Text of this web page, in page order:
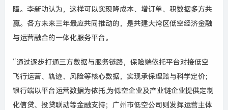
障。李新功认为，这样可以实现降成本、增订单、积数据多方共
赢。各方未来三年最应共同推动的，是共建大湾区低空经济金融
与运营融合的一体化服务平台。
“通过逐步打通三方数据与服务链路，保险端依托平台对接低空
飞行运营、轨迹、风险等核心数据，实现承保理赔与科学定价；
银行端以平台运营数据为依托,为低空企业及产业链企业提供定制
化信贷、投贷联动等金融支持；广州市低空公司则发挥运营主体